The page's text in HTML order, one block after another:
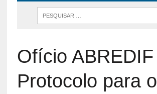
Ofício ABREDIF
Protocolo para o